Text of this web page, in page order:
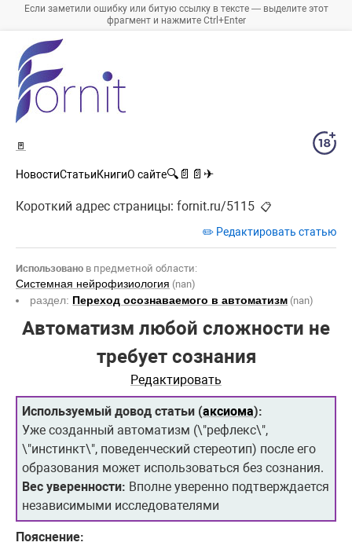
Если заметили ошибку или битую ссылку в тексте — выделите этот
фрагмент и нажмите Ctrl+Enter
🚪
НовостиСтатьиКнигиО сайте🔍 📄 📄 ✈
Короткий адрес страницы: fornit.ru/5115 📋
✏️ Редактировать статью
Использовано в предметной области:
Системная нейрофизиология (nan)
раздел: Переход осознаваемого в автоматизм (nan)
Автоматизм любой сложности не
требует сознания
Редактировать
Используемый довод статьи (аксиома):
Уже созданный автоматизм (\"рефлекс\",
\"инстинкт\", поведенческий стереотип) после его
образования может использоваться без сознания.
Вес уверенности: Вполне уверенно подтверждается
независимыми исследователями
Пояснение: